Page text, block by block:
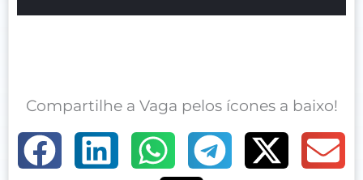
Compartilhe a Vaga pelos ícones a baixo!